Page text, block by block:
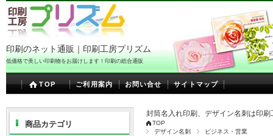
印刷のネット通販｜印刷工房プリズム
低価格で美しい印刷物をお届けします！印刷の総合通販
TOP ご利用案内 お問い合せ サイトマップ
封筒名入れ印刷、デザイン名刺は印
TOP
デザイン名刺
ビジネス・営業
商品カテゴリ